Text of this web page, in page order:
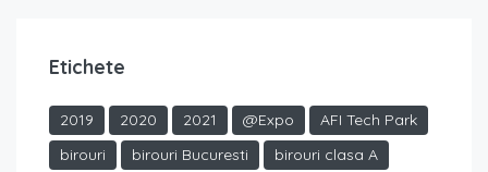
Etichete
2019 2020 2021 @Expo
AFI Tech Park
birouri
birouri Bucuresti
birouri clasa A